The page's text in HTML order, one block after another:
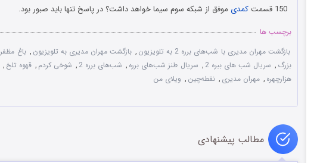
150 قسمت
کمدی موفق از شبکه سوم سیما خواهد داشت؟ در پاسخ تنها باید صبور بود.
برچسب ها
بازگشت مهران مدیری با شب‌های برره 2 به تلویزیون
, بازگشت مهران مدیری به تلویزیون , باغ مظفر
بزرگ , سریال شب های ببره 2 , سریال طنز شب‌های برره , شب‌های برره 2 , شوخی کردم , قهوه تلخ ,
هزارچهره , مهران مدیری , نقطه‌چین , ویلای من
مطالب پیشنهادی